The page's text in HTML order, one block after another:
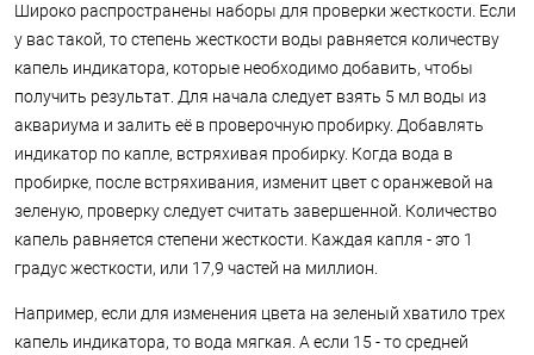
Широко распространены наборы для проверки жесткости. Если
у вас такой, то степень жесткости воды равняется количеству
капель индикатора, которые необходимо добавить, чтобы
получить результат. Для начала следует взять 5 мл воды из
аквариума и залить её в проверочную пробирку. Добавлять
индикатор по капле, встряхивая пробирку. Когда вода в
пробирке, после встряхивания, изменит цвет с оранжевой на
зеленую, проверку следует считать завершенной. Количество
капель равняется степени жесткости. Каждая капля - это 1
градус жесткости, или 17,9 частей на миллион.
Например, если для изменения цвета на зеленый хватило трех
капель индикатора, то вода мягкая. А если 15 - то средней